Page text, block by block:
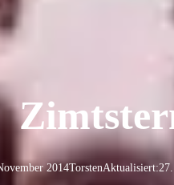
2014TorstenAktualisiert: